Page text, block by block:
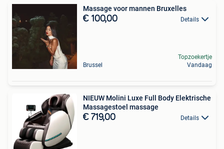
Massage voor mannen Bruxelles
€ 100,00 Details
Brussel
Topzoekertje
Vandaag
NIEUW Molini Luxe Full Body Elektrische
Massagestoel massage
€ 719,00 Details